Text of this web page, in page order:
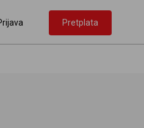
Pretplata